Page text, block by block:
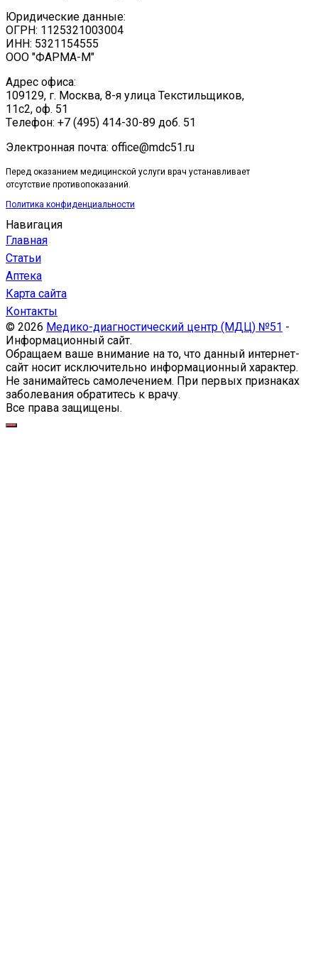
Юридические данные:
ОГРН: 1125321003004
ИНН: 5321154555
ООО "ФАРМА-М"
Адрес офиса:
109129, г. Москва, ​8-я улица Текстильщиков,
11с2, оф. 51
Tелефон: +7 (495) 414-30-89 доб. 51
Электронная почта: office@mdc51.ru
Перед оказанием медицинской услуги врач устанавливает
отсутствие противопоказаний.
Политика конфиденциальности
Навигация
Главная
Статьи
Аптека
Карта сайта
Контакты
© 2026 Медико-диагностический центр (МДЦ) №51 -
Информационный сайт.
Обращаем ваше внимание на то, что данный интернет-
сайт носит исключительно информационный характер.
Не занимайтесь самолечением. При первых признаках
заболевания обратитесь к врачу.
Все права защищены.